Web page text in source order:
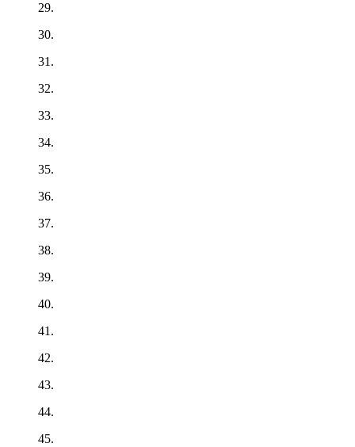
29.
30.
31.
32.
33.
34.
35.
36.
37.
38.
39.
40.
41.
42.
43.
44.
45.